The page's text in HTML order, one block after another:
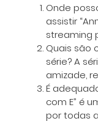
Onde
assistir
streaming
Quais são
série? A
amizade,
É
com E” é
por todas